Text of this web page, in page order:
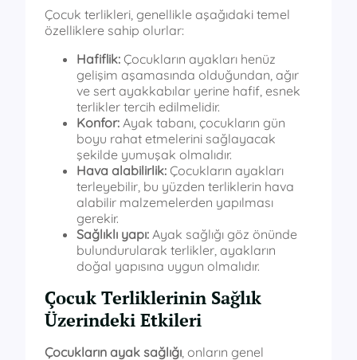
Çocuk terlikleri, genellikle aşağıdaki temel
özelliklere sahip olurlar:
Hafiflik: Çocukların ayakları henüz
gelişim aşamasında olduğundan, ağır
ve sert ayakkabılar yerine hafif, esnek
terlikler tercih edilmelidir.
Konfor: Ayak tabanı, çocukların gün
boyu rahat etmelerini sağlayacak
şekilde yumuşak olmalıdır.
Hava alabilirlik: Çocukların ayakları
terleyebilir, bu yüzden terliklerin hava
alabilir malzemelerden yapılması
gerekir.
Sağlıklı yapı: Ayak sağlığı göz önünde
bulundurularak terlikler, ayakların
doğal yapısına uygun olmalıdır.
Çocuk Terliklerinin Sağlık
Üzerindeki Etkileri
Çocukların ayak sağlığı , onların genel